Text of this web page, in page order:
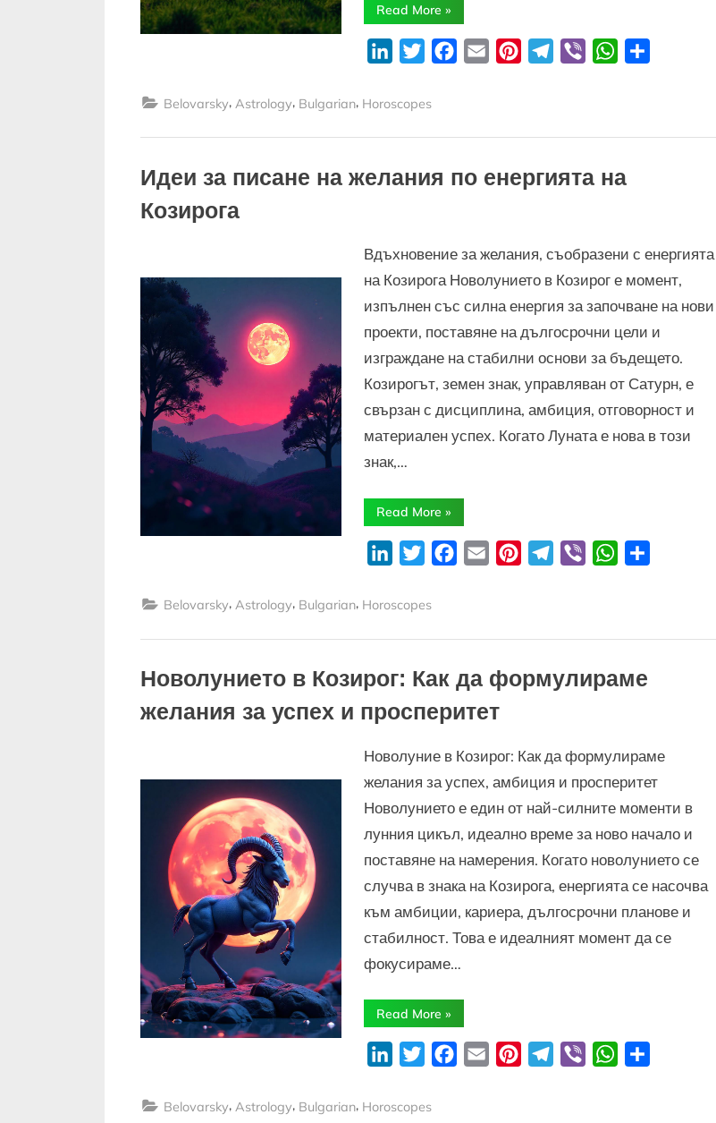
Read More “Моите
15
водени
от
година”
»
LinkedInTwitterFacebook
Email PinterestTelegram
Viber WhatsApp
Belovarsky, Astrology, Bulgarian, Horoscopes
Идеи за писане на желания по енергията на
Козирога
Вдъхновение за желания, съобразени с енергията
на Козирога Новолунието в Козирог е момент,
изпълнен със силна енергия за започване на нови
проекти, поставяне на дългосрочни цели и
изграждане на стабилни основи за бъдещето.
Козирогът, земен знак, управляван от Сатурн, е
свързан с дисциплина, амбиция, отговорност и
материален успех. Когато Луната е нова в този
знак,…
Read More “Идеи
за
на
желания
»
LinkedInTwitterFacebook
Email PinterestTelegram
Viber WhatsApp
Belovarsky, Astrology, Bulgarian, Horoscopes
Новолунието в Козирог: Как да формулираме
желания за успех и просперитет
Новолуние в Козирог: Как да формулираме
желания за успех, амбиция и просперитет
Новолунието е един от най-силните моменти в
лунния цикъл, идеално време за ново начало и
поставяне на намерения. Когато новолунието се
случва в знака на Козирога, енергията се насочва
към амбиции, кариера, дългосрочни планове и
стабилност. Това е идеалният момент да се
фокусираме…
Read More “Новолунието
в
Как
да
»
LinkedInTwitterFacebook
Email PinterestTelegram
Viber WhatsApp
Belovarsky, Astrology, Bulgarian, Horoscopes